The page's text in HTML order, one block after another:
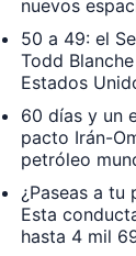
nuevos
50 a 49: el
Todd
Estados
60 días y un
pacto Irán-
petróleo
¿Paseas a tu
Esta
hasta 4 mil